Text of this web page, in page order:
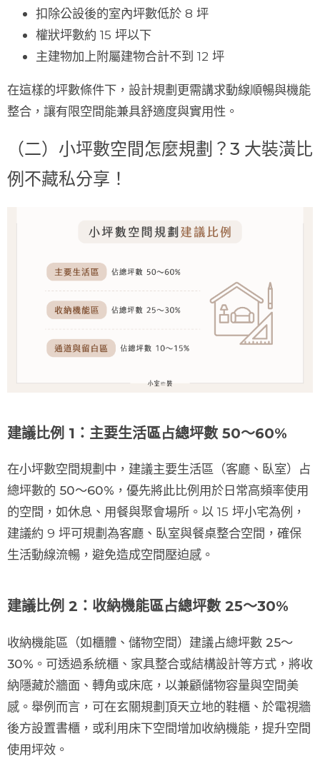
扣除公設後的室內坪數低於 8 坪
權狀坪數約 15 坪以下
主建物加上附屬建物合計不到 12 坪
在這樣的坪數條件下，設計規劃更需講求動線順暢與機能
整合，讓有限空間能兼具舒適度與實用性。
（二）小坪數空間怎麼規劃？3 大裝潢比
例不藏私分享！
建議比例 1：主要生活區占總坪數 50～60%
在小坪數空間規劃中，建議主要生活區（客廳、臥室） 占
總坪數的 50～60% ，優先將此比例用於日常高頻率使用
的空間，如休息、用餐與聚會場所。以 15 坪小宅為例，
建議約 9 坪可規劃為客廳、臥室與餐桌整合空間，確保
生活動線流暢，避免造成空間壓迫感。
建議比例 2：收納機能區占總坪數 25～30%
收納機能區（如櫃體、儲物空間） 建議占總坪數 25～
30% 。可透過系統櫃、家具整合或結構設計等方式，將收
納隱藏於牆面、轉角或床底，以兼顧儲物容量與空間美
感。舉例而言，可在玄關規劃頂天立地的鞋櫃、於電視牆
後方設置書櫃，或利用床下空間增加收納機能，提升空間
使用坪效。